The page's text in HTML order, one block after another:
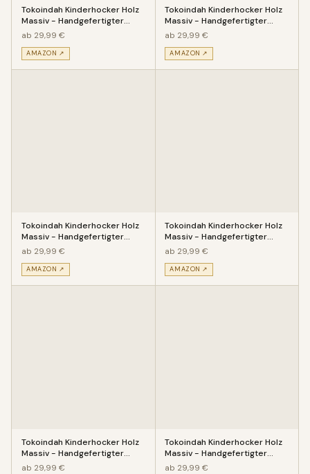
Tokoindah Kinderhocker Holz
Massiv - Handgefertigter
Kinderstuhl mit eingeschitz
ab 29,99 €
AMAZON ↗
Tokoindah Kinderhocker Holz
Massiv - Handgefertigter
Kinderstuhl mit eingeschitz
ab 29,99 €
AMAZON ↗
Tokoindah Kinderhocker Holz
Massiv - Handgefertigter
Kinderstuhl mit eingeschitz
ab 29,99 €
AMAZON ↗
Tokoindah Kinderhocker Holz
Massiv - Handgefertigter
Kinderstuhl mit eingeschitz
ab 29,99 €
AMAZON ↗
Tokoindah Kinderhocker Holz
Massiv - Handgefertigter
Kinderstuhl mit eingeschitz
ab 29,99 €
Tokoindah Kinderhocker Holz
Massiv - Handgefertigter
Kinderstuhl mit eingeschitz
ab 29,99 €